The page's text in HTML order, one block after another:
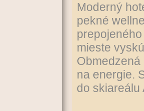
Moderný
pekné
mieste
na energie.
do skiareálu